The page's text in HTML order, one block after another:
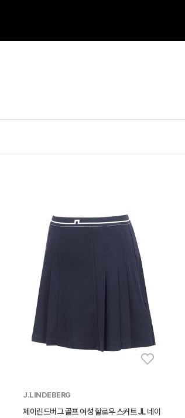
J.LINDEBERG
제이린드버그 골프 여성 할로우 스커트 JL 네이